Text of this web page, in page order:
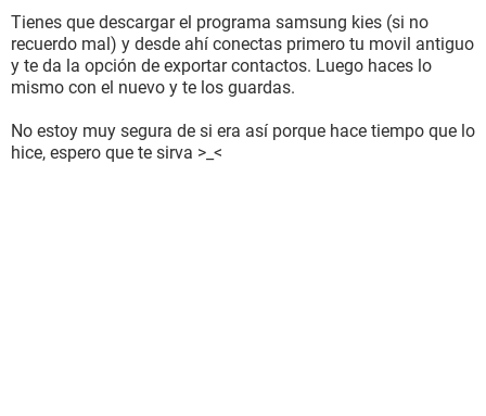
Tienes que descargar el programa samsung kies (si no
recuerdo mal) y desde ahí conectas primero tu movil antiguo
y te da la opción de exportar contactos. Luego haces lo
mismo con el nuevo y te los guardas.
No estoy muy segura de si era así porque hace tiempo que lo
hice, espero que te sirva >_<